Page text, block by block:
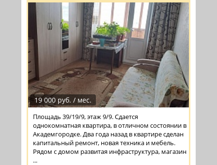
19 000 руб. / мес.
Площадь 39/19/9, этаж 9/9. Сдается
однокомнатная квартира, в отличном состоянии в
Академгородке. Два года назад в квартире сделан
капитальный ремонт, новая техника и мебель.
Рядом с домом развитая инфраструктура, магазин
...